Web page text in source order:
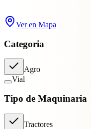
Ver en Mapa
Categoria
Agro
Vial
Tipo de Maquinaria
Tractores